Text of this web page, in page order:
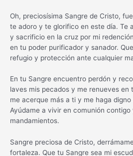
Oh, preciosísima Sangre de Cristo,
te adoro y te glorifico en este día. Te
y sacrificio en la cruz por mi
en tu poder purificador y sanador.
refugio y protección ante cualquier
En tu Sangre encuentro perdón y
laves mis pecados y me renueves en
me acerque más a ti y me haga
Ayúdame a vivir en comunión contigo
mandamientos.
Sangre preciosa de Cristo,
fortaleza. Que tu Sangre sea mi